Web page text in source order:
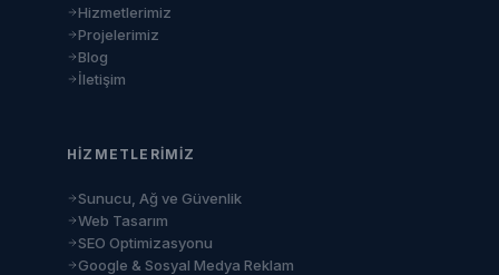
Hizmetlerimiz
Projelerimiz
Blog
İletişim
HIZMETLERIMIZ
Sunucu, Ağ ve Güvenlik
Web Tasarım
SEO Optimizasyonu
Google & Sosyal Medya Reklam